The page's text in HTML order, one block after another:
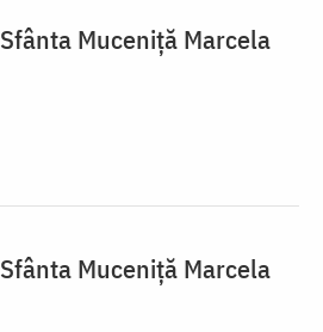
Sfânta Muceniță Marcela
Sfânta Muceniță Marcela